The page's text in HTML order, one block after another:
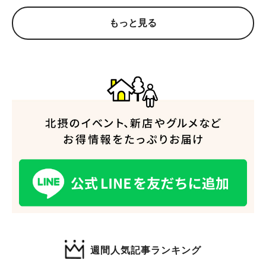
もっと見る
週間人気記事ランキング